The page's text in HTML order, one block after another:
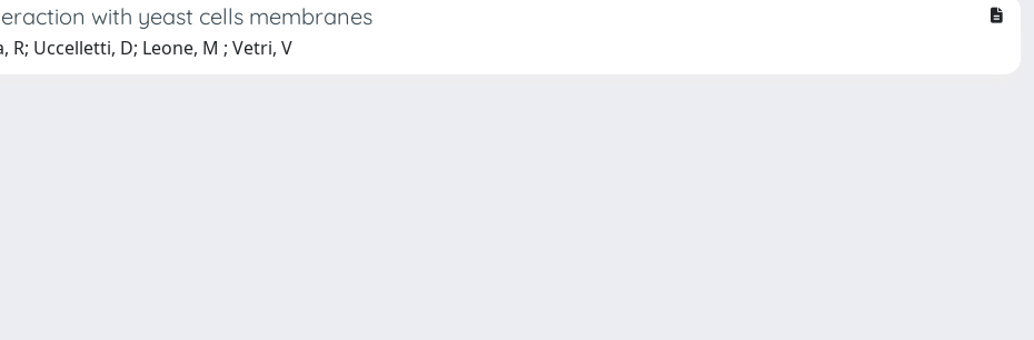
with yeast cells membranes
R; Uccelletti, D; Leone, M ; Vetri, V